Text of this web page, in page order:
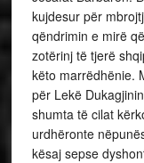
kujdesur për
qëndrimin e mirë
zotërinj të tjerë
këto marrëdhënie.
për Lekë
shumta të cilat
urdhëronte
kësaj sepse